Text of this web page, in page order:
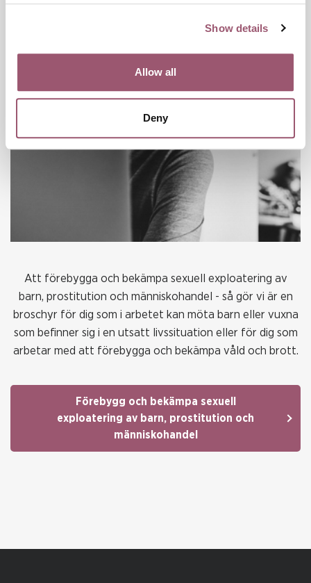
Show details
Allow all
Deny
Att förebygga och bekämpa sexuell exploatering av
barn, prostitution och människohandel - så gör vi är en
broschyr för dig som i arbetet kan möta barn eller vuxna
som befinner sig i en utsatt livssituation eller för dig som
arbetar med att förebygga och bekämpa våld och brott.
Förebygg och bekämpa sexuell
exploatering av barn, prostitution och
människohandel